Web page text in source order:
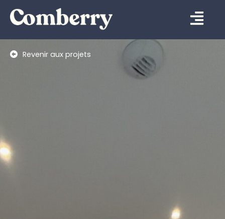
Revenir aux projets